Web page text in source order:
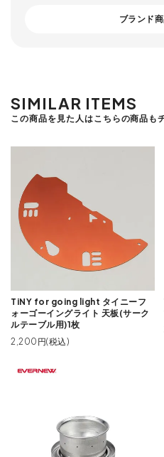
ブランド
SIMILAR ITEMS
この商品を見た人はこちらの商品も
TiNY for going light タイニーフ
ォーゴーイングライト 天板(サーク
ルテーブル用)1枚
2,200円(税込)